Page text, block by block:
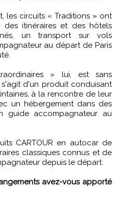
les circuits « Traditions » ont
itinéraires et des hôtels
un transport sur vols
au départ de Paris
» lui, est sans
d'un produit conduisant
à la rencontre de leur
un hébergement dans des
guide accompagnateur au
CARTOUR en autocar de
classiques connus et de
depuis le départ.
avez-vous apporté